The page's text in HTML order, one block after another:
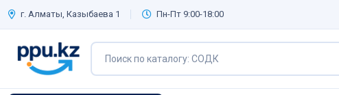
г. Алматы, Казыбаева 1 Пн-Пт 9:00-18:00